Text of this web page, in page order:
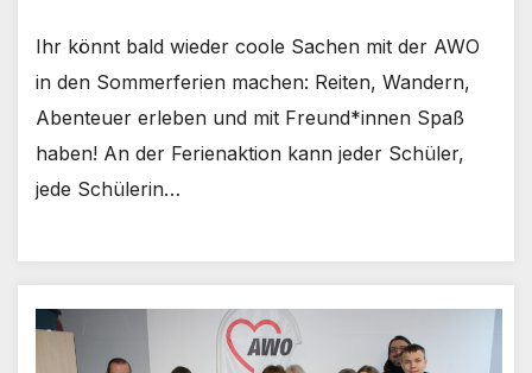
Ihr könnt bald wieder coole Sachen mit der AWO
in den Sommerferien machen: Reiten, Wandern,
Abenteuer erleben und mit Freund*innen Spaß
haben! An der Ferienaktion kann jeder Schüler,
jede Schülerin…